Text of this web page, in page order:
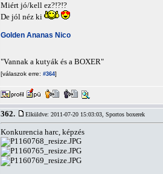
Miért jó/kell ez?!?!?
De jól néz ki
Golden Ananas Nico
"Vannak a kutyák és a BOXER"
[válaszok erre: #364]
362. Elküldve: 2011-07-20 15:03:03, Sportos boxerek
Konkurencia harc, képzés